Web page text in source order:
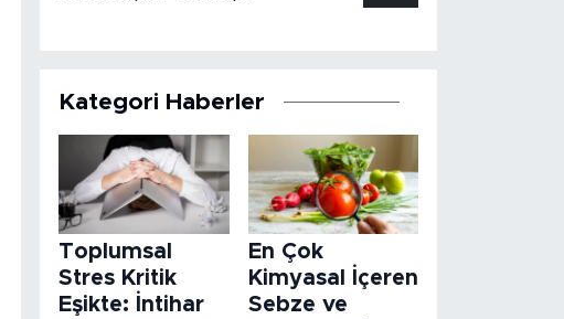
Kategori Haberler
Toplumsal
Stres Kritik
Eşikte: İntihar
En Çok
Kimyasal İçeren
Sebze ve